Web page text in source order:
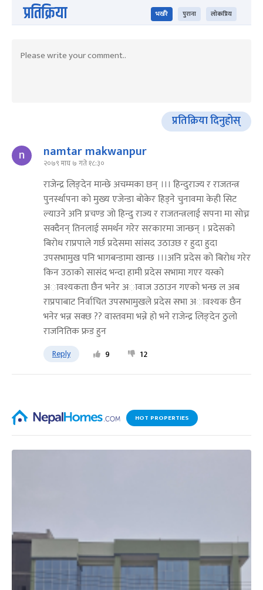
प्रतिक्रिया भर्खरै पुराना लोकप्रिय
प्रतिक्रिया दिनुहोस्
namtar makwanpur
२०७९ माघ ७ गते १८:३०
राजेन्द्र लिङ्देन मान्छे अचम्मका छन् ।।। हिन्दुराज्य र राजतन्त्र
पुनर्स्थापना काे मुख्य एजेन्डा बाेकेर हिड्ने चुनावमा केही सिट
ल्याउने अनि प्रचण्ड जाे हिन्दु राज्य र राजतन्त्रलाई सपना मा साेच्न
सक्दैनन् तिनलाई समर्थन गरेर सरकारमा जान्छन् । प्रदेसकाे
बिराेध राप्रपाले गर्छ प्रदेसमा सांसद उठाउछ र हुदा हुदा
उपसभामुख पनि भागबन्डामा खान्छ ।।।अनि प्रदेस काे बिराेध गरेर
किन उठाकाे सासंद भन्दा हामी प्रदेस सभामा गएर यस्काे
अावश्यकता छैन भनेर अावाज उठाउन गएकाे भन्छ ल अब
राप्रपाबाट निर्वाचित उपसभामुखले प्रदेस सभा अावश्यक छैन
भनेर भन्न सक्छ ?? वास्तवमा भन्ने हाे भने राजेन्द्र लिङ्देन ठुलाे
राजनितिक फ्रड हुन
Reply 9 12
HOT PROPERTIES